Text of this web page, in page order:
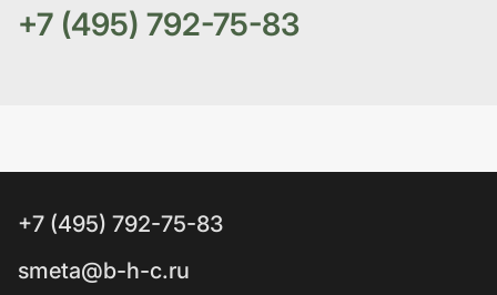
+7 (495) 792-75-83
+7 (495) 792-75-83
smeta@b-h-c.ru